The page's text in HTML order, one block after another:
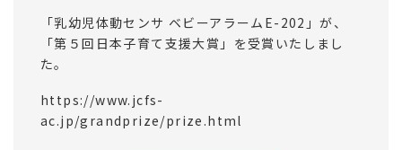
「乳幼児体動センサ ベビーアラームE-202」が、
「第５回日本子育て支援大賞」を受賞いたしまし
た。
https://www.jcfs-
ac.jp/grandprize/prize.html